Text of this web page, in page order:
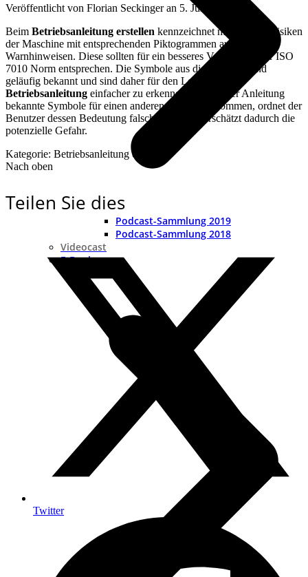
Podcast-Sammlung 2019
Podcast-Sammlung 2018
Videocast
E-Books
Veröffentlicht von Florian Seckingeran 5. Juli 2018
Beim Betriebsanleitung erstellen kennzeichnet man die Restrisiken
der Maschine mit entsprechenden Piktogrammen auf den
Warnhinweisen. Diese sollten für ein besseres Verständnis der ISO
7010 Norm entsprechen. Die Symbole aus dieser Norm sind
geläufig bekannt und sind daher für den Leser in der
Betriebsanleitung einfacher zu erkennen. Falls in der Anleitung
bekannte Symbole für einen anderen Zweck vorkommen, ordnet der
Benutzer dessen Bedeutung falsch zu und unterschätzt dadurch die
potenzielle Gefahr.
Kategorie: Betriebsanleitung erstellen
Nach oben
Teilen Sie dies
Twitter